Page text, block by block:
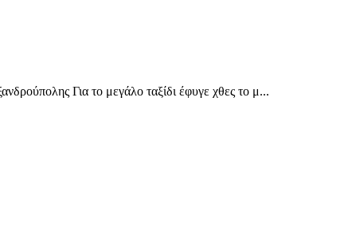
Για το μεγάλο ταξίδι έφυγε χθες το μ...